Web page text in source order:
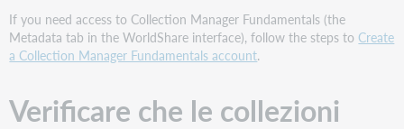
Nomi
e
ID
delle
Vedere
se
If you need access to Collection Manager Fundamentals (the
Metadata tab in the WorldShare interface), follow the steps to Create
a Collection Manager Fundamentals account.
Verificare che le collezioni